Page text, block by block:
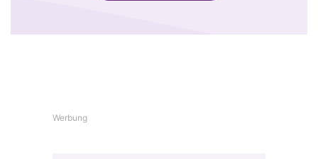
Werbung